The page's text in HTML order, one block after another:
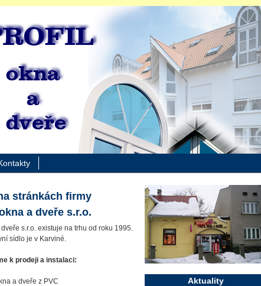
Aktuality
stránkách firmy
a dveře s.r.o.
s.r.o. existuje na trhu od roku 1995.
sídlo je v Karviné.
k prodeji a instalaci:
a dveře z PVC